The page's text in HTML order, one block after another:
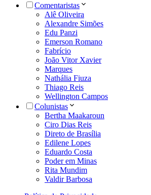
Comentaristas
Alê Oliveira
Alexandre Simões
Edu Panzi
Emerson Romano
Fabrício
João Vitor Xavier
Marques
Nathália Fiuza
Thiago Reis
Wellington Campos
Colunistas
Bertha Maakaroun
Ciro Dias Reis
Direto de Brasília
Edilene Lopes
Eduardo Costa
Poder em Minas
Rita Mundim
Valdir Barbosa